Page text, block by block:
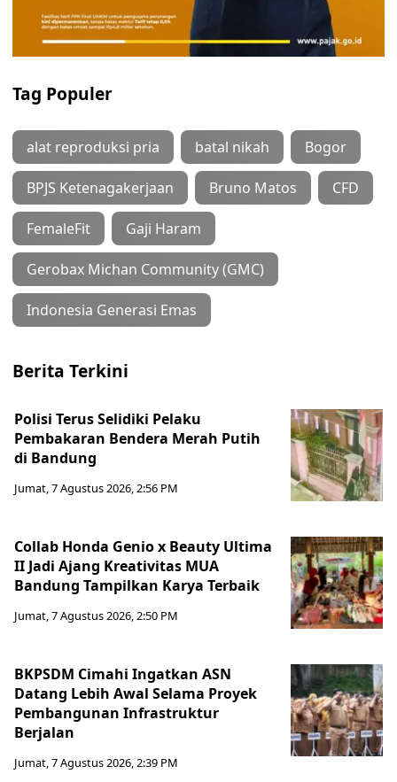
Tag Populer
alat reproduksi pria batal nikah Bogor
BPJS Ketenagakerjaan Bruno Matos CFD
FemaleFit Gaji Haram
Gerobax Michan Community (GMC)
Indonesia Generasi Emas
Berita Terkini
Polisi Terus Selidiki Pelaku
Pembakaran Bendera Merah Putih
di Bandung
Jumat, 7 Agustus 2026, 2:56 PM
Collab Honda Genio x Beauty Ultima
II Jadi Ajang Kreativitas MUA
Bandung Tampilkan Karya Terbaik
Jumat, 7 Agustus 2026, 2:50 PM
BKPSDM Cimahi Ingatkan ASN
Datang Lebih Awal Selama Proyek
Pembangunan Infrastruktur
Berjalan
Jumat, 7 Agustus 2026, 2:39 PM